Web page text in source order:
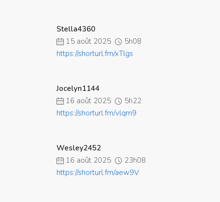
Stella4360
15 août 2025
5h08
https://shorturl.fm/xTlgs
Jocelyn1144
16 août 2025
5h22
https://shorturl.fm/vlqm9
Wesley2452
16 août 2025
23h08
https://shorturl.fm/aew9V